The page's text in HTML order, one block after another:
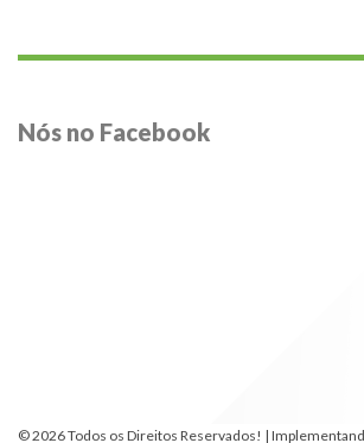
Nós no Facebook
© 2026 Todos os Direitos Reservados! |